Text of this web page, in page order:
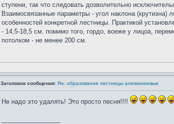
ступени, так что следовать дозволительно
Взаимосвязанные параметры - угол наклона (крутизна)
особенностей конкретной лестницы. Практикой
- 14,5-18,5 см. помимо того, гордо, воеже у лицоа,
потолком - не менее 200 см.
Заголовок сообщения: Re: образование лестницы алюминиевые
Не надо это удалять! Это просто песня!!!!